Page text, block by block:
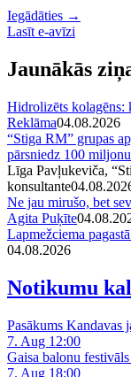
Iegādāties →
Lasīt e-avīzi
Jaunākās
Hidrolizēts kolagēns:
Reklāma04.08.2026
“Stiga RM” grupas
pārsniedz 100
Līga Pavļukeviča,
konsultante
Ne jau mirušo, bet
Agita Puķīte
Lapmežciema
04.08.2026
Notikumu
Pasākums Kandavas
7. Aug 12:00
Gaisa balonu
7. Aug 18:00